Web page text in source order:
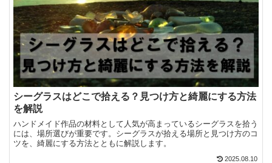
シーグラスはどこで拾える？見つけ方と綺麗にする方法
を解説
ハンドメイド作品の材料として人気が高まっているシーグラスを拾う
には、場所選びが重要です。シーグラスが拾える場所と見つけ方のコ
ツを、綺麗にする方法とともに解説します。
2025.08.10